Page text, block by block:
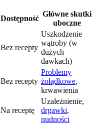
Dostępność
Główne skutki
uboczne
Bez recepty
Uszkodzenie
wątroby (w
dużych
dawkach)
Bez recepty
Problemy
żołądkowe,
krwawienia
Na receptę
Uzależnienie,
drgawki,
nudności